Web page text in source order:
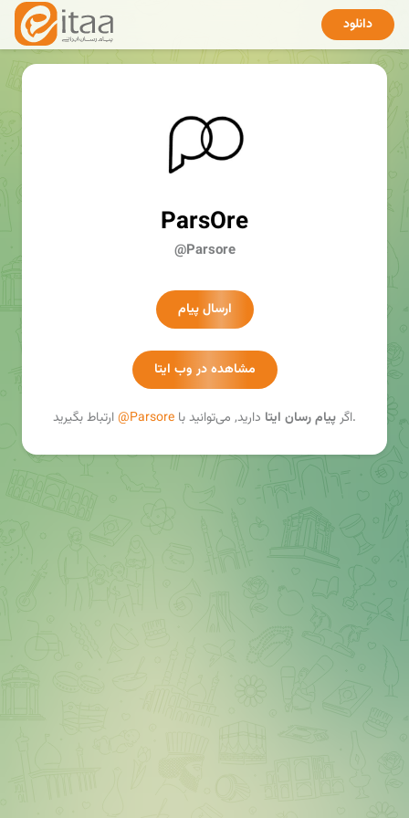
دانلود
ParsOre
@Parsore
ارسال پیام
مشاهده در وب ایتا
اگرپیام رسان ایتا دارید, می‌توانید با @Parsore ارتباط بگیرید.